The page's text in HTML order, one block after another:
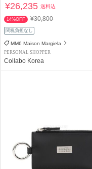
¥26,235送料込
14%OFF ¥30,800
関税負担なし
MM6 Maison Margiela
PERSONAL SHOPPER
Collabo Korea